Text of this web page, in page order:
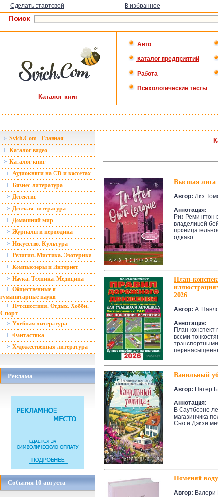
Сделать стартовой В избранное
Поиск
Каталог книг
Авто
Каталог предприятий
Работа
Психологические тесты
Svich.Com - Главная
Каталог видео
Каталог книг
Аудиокниги на CD и кассетах
Бизнес-литература
Детектив
Детская литература
Домашний мир
Журналы и периодика
Искусство. Культура
Религия. Мистика. Эзотерика
Компьютеры и Интернет
Наука. Техника. Медицина
Общественные и
гуманитарные науки
Путешествия. Отдых. Хобби.
Спорт
Учебная литература
Фантастика
Художественная литература
Реклама
События 10 августа
Высшая лига
Автор: Лиз
Аннотация:
Риз Ремингтон
владелицей
однако...
План-
2026
Автор: А.
Аннотация:
План-конспект
всеми
Ванильный
Автор: Питер
Аннотация:
В Саутборне
магазинчика
Сью и Дэйзи
Поменяй
Автор: Валери